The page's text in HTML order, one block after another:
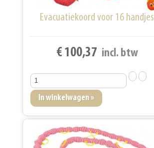
Evacuatiekoord voor 16 handjes
€ 100,37 incl. btw